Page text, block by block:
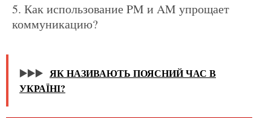
Как использование PM и AM упрощает
коммуникацию?
▶️▶️▶️ ЯК НАЗИВАЮТЬ ПОЯСНИЙ ЧАС В
УКРАЇНІ?